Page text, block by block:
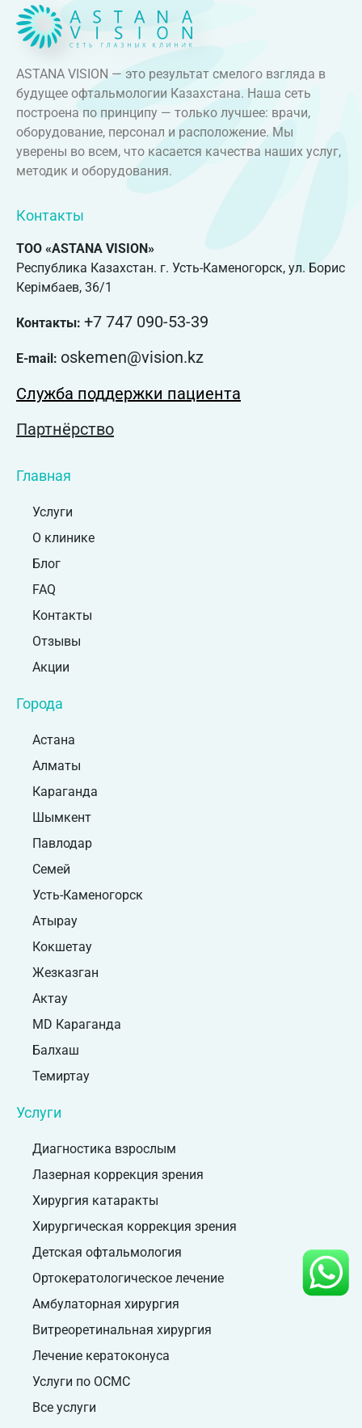
ASTANA VISION — это результат смелого взгляда в
будущее офтальмологии Казахстана. Наша сеть
построена по принципу — только лучшее: врачи,
оборудование, персонал и расположение. Мы
уверены во всем, что касается качества наших услуг,
методик и оборудования.
Контакты
ТОО «ASTANA VISION»
Республика Казахстан. г. Усть-Каменогорск, ул. Борис
Керімбаев, 36/1
Контакты: +7 747 090-53-39
E-mail: oskemen@vision.kz
Служба поддержки пациента
Партнёрство
Главная
Услуги
О клинике
Блог
FAQ
Контакты
Отзывы
Акции
Города
Астана
Алматы
Караганда
Шымкент
Павлодар
Семей
Усть-Каменогорск
Атырау
Кокшетау
Жезказган
Актау
MD Караганда
Балхаш
Темиртау
Услуги
Диагностика взрослым
Лазерная коррекция зрения
Хирургия катаракты
Хирургическая коррекция зрения
Детская офтальмология
Ортокератологическое лечение
Амбулаторная хирургия
Витреоретинальная хирургия
Лечение кератоконуса
Услуги по ОСМС
Все услуги